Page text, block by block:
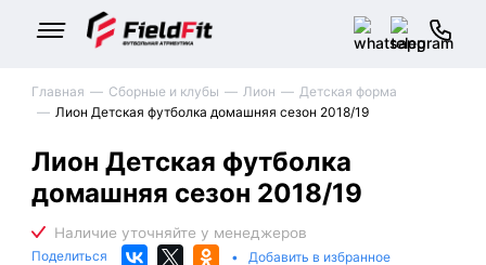
Главная Сборные и клубы Лион
Детская форма
Лион Детская футболка домашняя сезон 2018/19
Лион Детская футболка
домашняя сезон 2018/19
Поделиться • Добавить в избранное